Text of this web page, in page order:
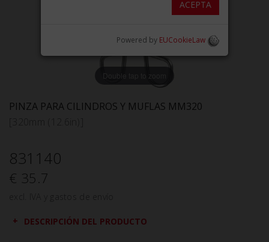
Double tap to zoom
PINZA PARA CILINDROS Y MUFLAS MM320
831140
€ 35.7
DESCRIPCIÓN DEL PRODUCTO
ACEPTA
Powered by EUCookieLaw